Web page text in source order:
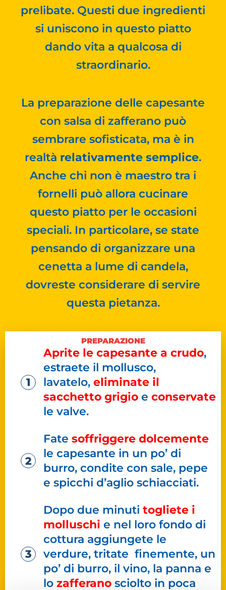
prelibate. Questi due ingredienti
si uniscono in questo piatto
dando vita a qualcosa di
straordinario.
La preparazione delle capesante
con salsa di zafferano può
sembrare sofisticata, ma è in
realtà relativamente semplice.
Anche chi non è maestro tra i
fornelli può allora cucinare
questo piatto per le occasioni
speciali. In particolare, se state
pensando di organizzare una
cenetta a lume di candela,
dovreste considerare di servire
questa pietanza.
PREPARAZIONE
Aprite le capesante a crudo,
estraete il mollusco,
lavatelo, eliminate il
sacchetto grigio e conservate
le valve.
Fate soffriggere dolcemente
le capesante in un po’ di
burro, condite con sale, pepe
e spicchi d’aglio schiacciati.
Dopo due minuti togliete i
molluschi e nel loro fondo di
cottura aggiungete le
verdure, tritate finemente, un
po’ di burro, il vino, la panna e
lo zafferano sciolto in poca